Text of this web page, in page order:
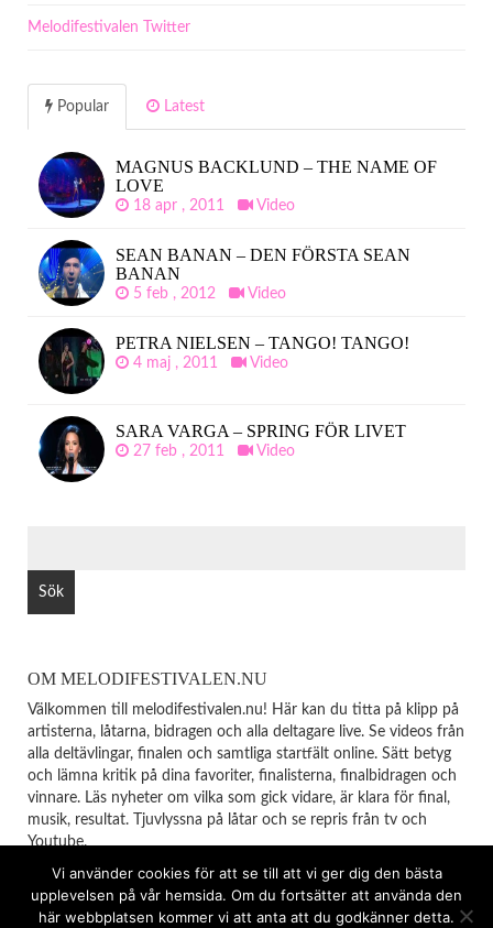
Melodifestivalen Twitter
Popular Latest
MAGNUS BACKLUND – THE NAME OF
LOVE
18 apr , 2011 Video
SEAN BANAN – DEN FÖRSTA SEAN
BANAN
5 feb , 2012 Video
PETRA NIELSEN – TANGO! TANGO!
4 maj , 2011 Video
SARA VARGA – SPRING FÖR LIVET
27 feb , 2011 Video
OM MELODIFESTIVALEN.NU
Välkommen till melodifestivalen.nu! Här kan du titta på klipp på
artisterna, låtarna, bidragen och alla deltagare live. Se videos från
alla deltävlingar, finalen och samtliga startfält online. Sätt betyg
och lämna kritik på dina favoriter, finalisterna, finalbidragen och
vinnare. Läs nyheter om vilka som gick vidare, är klara för final,
musik, resultat. Tjuvlyssna på låtar och se repris från tv och
Youtube.
© Copyright 2026 TOP
Vi använder cookies för att se till att vi ger dig den bästa
upplevelsen på vår hemsida. Om du fortsätter att använda den
här webbplatsen kommer vi att anta att du godkänner detta.